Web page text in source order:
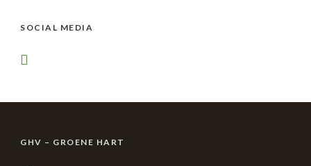
SOCIAL MEDIA
GHV – GROENE HART